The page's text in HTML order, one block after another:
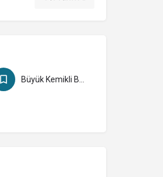
Büyük Kemikli Burnu